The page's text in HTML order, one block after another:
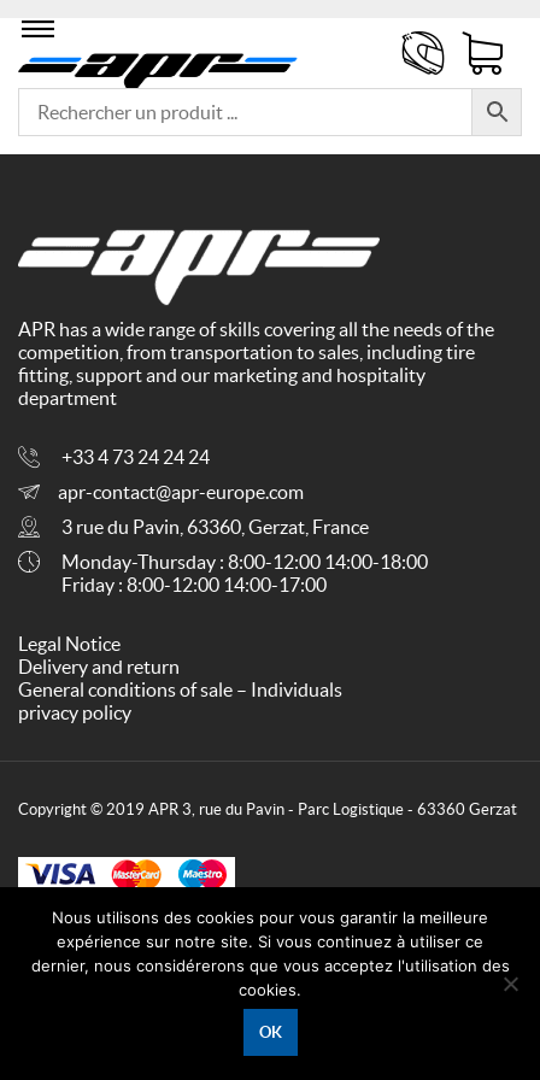
APR has a wide range of skills covering all the needs of the
competition, from transportation to sales, including tire
fitting, support and our marketing and hospitality
department
+33 4 73 24 24 24
apr-contact@apr-europe.com
3 rue du Pavin, 63360, Gerzat, France
Monday-Thursday : 8:00-12:00 14:00-18:00
Friday : 8:00-12:00 14:00-17:00
Legal Notice
Delivery and return
General conditions of sale – Individuals
privacy policy
Copyright © 2019 APR 3, rue du Pavin - Parc Logistique - 63360 Gerzat
Nous utilisons des cookies pour vous garantir la meilleure
expérience sur notre site. Si vous continuez à utiliser ce
dernier, nous considérerons que vous acceptez l'utilisation des
cookies.
OK